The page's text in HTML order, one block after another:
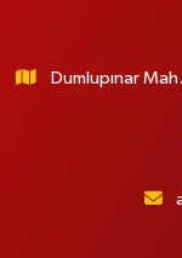
Dumlupınar